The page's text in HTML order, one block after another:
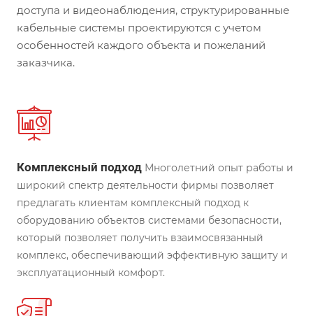
доступа и видеонаблюдения, структурированные
кабельные системы проектируются с учетом
особенностей каждого объекта и пожеланий
заказчика.
Комплексный подход Многолетний опыт работы и
широкий спектр деятельности фирмы позволяет
предлагать клиентам комплексный подход к
оборудованию объектов системами безопасности,
который позволяет получить взаимосвязанный
комплекс, обеспечивающий эффективную защиту и
эксплуатационный комфорт.